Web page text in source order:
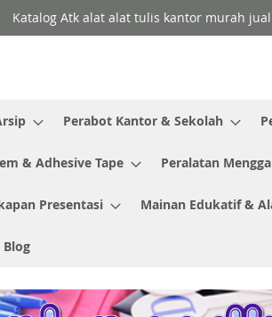
Katalog Atk alat alat tulis kantor murah
Perabot Kantor & Sekolah
& Adhesive Tape Peralatan
Presentasi Mainan Edukatif &
Blog